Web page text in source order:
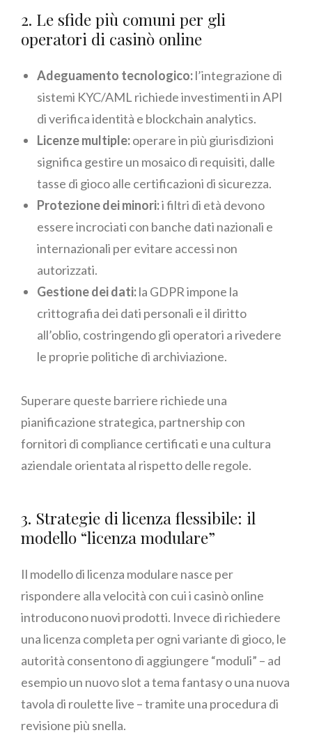
2. Le sfide più comuni per gli
operatori di casinò online
Adeguamento tecnologico:l’integrazione di
sistemi KYC/AML richiede investimenti in API
di verifica identità e blockchain analytics.
Licenze multiple:operare in più giurisdizioni
significa gestire un mosaico di requisiti, dalle
tasse di gioco alle certificazioni di sicurezza.
Protezione dei minori:i filtri di età devono
essere incrociati con banche dati nazionali e
internazionali per evitare accessi non
autorizzati.
Gestione dei dati:la GDPR impone la
crittografia dei dati personali e il diritto
all’oblio, costringendo gli operatori a rivedere
le proprie politiche di archiviazione.
Superare queste barriere richiede una
pianificazione strategica, partnership con
fornitori di compliance certificati e una cultura
aziendale orientata al rispetto delle regole.
3. Strategie di licenza flessibile: il
modello “licenza modulare”
Il modello di licenza modulare nasce per
rispondere alla velocità con cui i casinò online
introducono nuovi prodotti. Invece di richiedere
una licenza completa per ogni variante di gioco, le
autorità consentono di aggiungere “moduli” – ad
esempio un nuovo slot a tema fantasy o una nuova
tavola di roulette live – tramite una procedura di
revisione più snella.